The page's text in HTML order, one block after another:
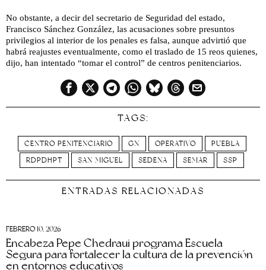
No obstante, a decir del secretario de Seguridad del estado,
Francisco Sánchez González, las acusaciones sobre presuntos
privilegios al interior de los penales es falsa, aunque advirtió que
habrá reajustes eventualmente, como el traslado de 15 reos quienes,
dijo, han intentado “tomar el control” de centros penitenciarios.
TAGS:
CENTRO PENITENCIARIO GN OPERATIVO
PUEBLA
RDPDHPT
SAN MIGUEL SEDENA SEMAR SSP
ENTRADAS RELACIONADAS
FEBRERO 10, 2026
Encabeza Pepe Chedraui programa Escuela
Segura para fortalecer la cultura de la prevención
en entornos educativos